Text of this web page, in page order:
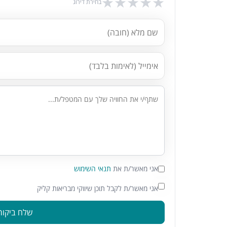
בחירת דירוג
אני מאשר/ת את תנאי השימוש
אני מאשר/ת לקבל תוכן שיווקי מבריאות קליק
שלח